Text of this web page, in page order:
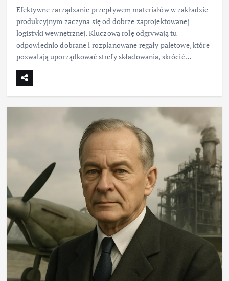
Efektywne zarządzanie przepływem materiałów w zakładzie
produkcyjnym zaczyna się od dobrze zaprojektowanej
logistyki wewnętrznej. Kluczową rolę odgrywają tu
odpowiednio dobrane i rozplanowane regały paletowe, które
pozwalają uporządkować strefy składowania, skrócić…